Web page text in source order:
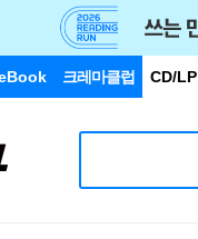
크레마클럽 CD/LP